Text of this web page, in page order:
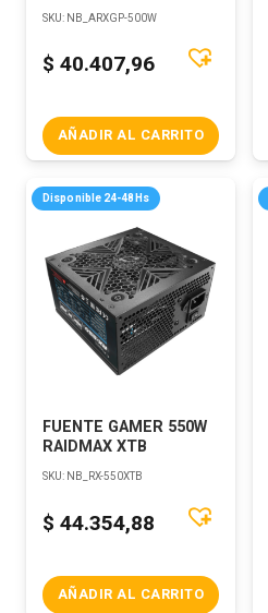
SKU: NB_ARXGP-500W
$ 40.407,96
AÑADIR AL CARRITO
Disponible 24-48Hs
FUENTE GAMER 550W
RAIDMAX XTB
SKU: NB_RX-550XTB
$ 44.354,88
AÑADIR AL CARRITO